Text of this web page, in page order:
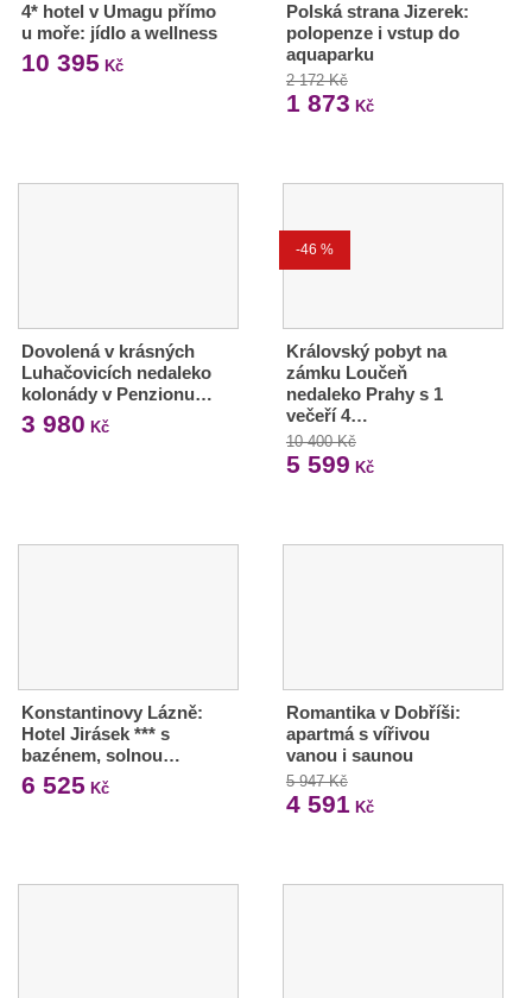
4* hotel v Umagu přímo
u moře: jídlo a wellness
10 395 Kč
Polská strana Jizerek:
polopenze i vstup do
aquaparku
2 172 Kč
1 873 Kč
Dovolená v krásných
Luhačovicích nedaleko
kolonády v Penzionu…
3 980 Kč
-46 %
Královský pobyt na
zámku Loučeň
nedaleko Prahy s 1
večeří 4…
10 400 Kč
5 599 Kč
Konstantinovy Lázně:
Hotel Jirásek *** s
bazénem, solnou…
6 525 Kč
Romantika v Dobříši:
apartmá s vířivou
vanou i saunou
5 947 Kč
4 591 Kč